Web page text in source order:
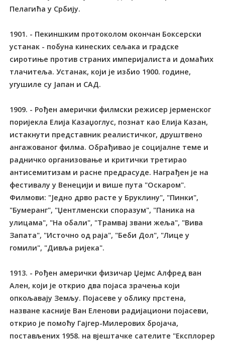
Пелагића у Србију.
1901. - Пекиншким протоколом окончан Боксерски
устанак - побуна кинеских сељака и градске
сиротиње против страних империјалиста и домаћих
тлачитеља. Устанак, који је избио 1900. године,
угушиле су Јапан и САД.
1909. - Рођен амерички филмски режисер јерменског
поријекла Елија Казаџоглус, познат као Елија Казан,
истакнути представник реалистичког, друштвено
ангажованог филма. Обрађивао је социјалне теме и
радничко организовање и критички третирао
антисемитизам и расне предрасуде. Награђен је на
фестивалу у Венецији и више пута "Оскаром".
Филмови: "Једно дрво расте у Бруклину", "Пинки",
"Бумеранг", "Џентлменски споразум", "Паника на
улицама", "На обали", "Трамвај звани жеља", "Вива
Запата", "Источно од раја", "Беби Дол", "Лице у
гомили", "Дивља ријека".
1913. - Рођен амерички физичар Џејмс Алфред ван
Ален, који је открио два појаса зрачења који
опкољавају Земљу. Појасеве у облику прстена,
назване касније Ван Еленови радијациони појасеви,
открио је помоћу Гајгер-Милерових бројача,
постављених 1958. на вјештачке сателите "Експлорер